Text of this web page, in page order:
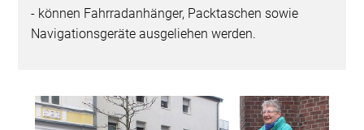
- können Fahrradanhänger, Packtaschen sowie
Navigationsgeräte ausgeliehen werden.